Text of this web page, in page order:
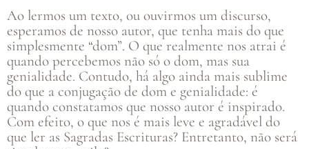
Ao lermos um texto, ou ouvirmos um discurso,
esperamos de nosso autor, que tenha mais do que
simplesmente “dom”. O que realmente nos atrai é
quando percebemos não só o dom, mas sua
genialidade. Contudo, há algo ainda mais sublime
do que a conjugação de dom e genialidade: é
quando constatamos que nosso autor é inspirado.
Com efeito, o que nos é mais leve e agradável do
que ler as Sagradas Escrituras? Entretanto, não será